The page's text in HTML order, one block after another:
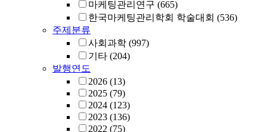
마케팅관리연구 (665)
한국마케팅관리학회 학술대회 (536)
주제분류
사회과학 (997)
기타 (204)
발행연도
2026 (13)
2025 (79)
2024 (123)
2023 (136)
2022 (75)